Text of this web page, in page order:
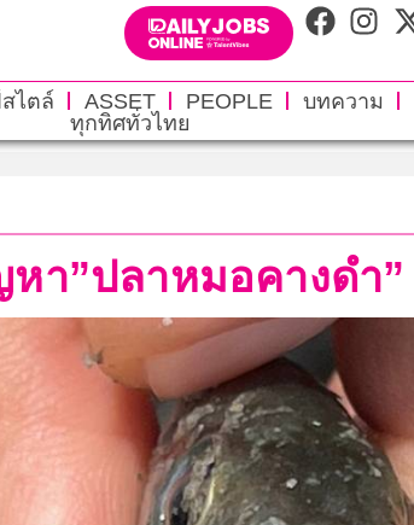
ไตล์ ASSET PEOPLE บทความ
ทุกทิศทั่วไทย
า”ปลาหมอคางดำ”